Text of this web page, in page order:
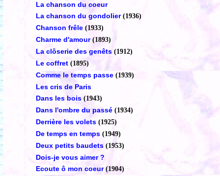
La chanson du coeur
La chanson du gondolier (1936)
Chanson frêle (1933)
Charme d'amour (1893)
La clôserie des genêts (1912)
Le coffret (1895)
Comme le temps passe (1939)
Les cris de Paris
Dans les bois (1943)
Dans l'ombre du passé (1934)
Derrière les volets (1925)
De temps en temps (1949)
Deux petits baudets (1953)
Dois-je vous aimer ?
Ecoute ô mon coeur (1904)